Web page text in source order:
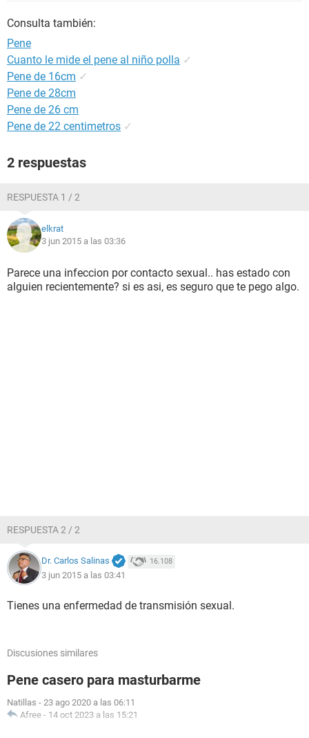
Consulta también:
Pene
Cuanto le mide el pene al niño polla ✓
Pene de 16cm ✓
Pene de 28cm
Pene de 26 cm
Pene de 22 centimetros ✓
2 respuestas
RESPUESTA 1 / 2
elkrat
3 jun 2015 a las 03:36
Parece una infeccion por contacto sexual.. has estado con
alguien recientemente? si es asi, es seguro que te pego algo.
RESPUESTA 2 / 2
Dr. Carlos Salinas 16.108
3 jun 2015 a las 03:41
Tienes una enfermedad de transmisión sexual.
Discusiones similares
Pene casero para masturbarme
Natillas - 23 ago 2020 a las 06:11
Afree - 14 oct 2023 a las 15:21